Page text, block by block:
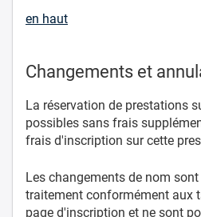
en haut
Changements et
La réservation de prestations
possibles sans frais
frais d'inscription sur cette
Les changements de nom
traitement conformément aux
page d'inscription et ne sont